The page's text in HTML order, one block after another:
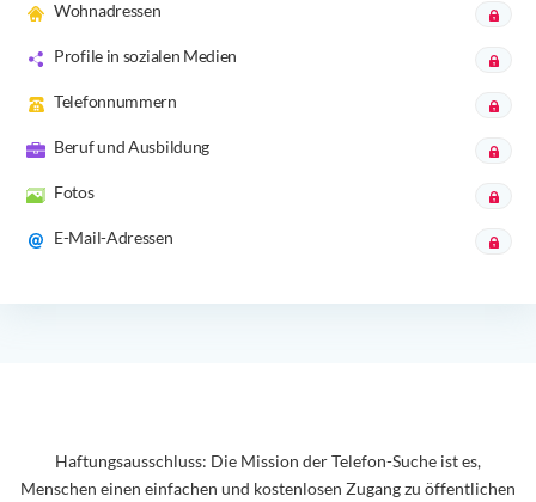
Wohnadressen
Profile in sozialen Medien
Telefonnummern
Beruf und Ausbildung
Fotos
E-Mail-Adressen
Haftungsausschluss: Die Mission der Telefon-Suche ist es,
Menschen einen einfachen und kostenlosen Zugang zu öffentlichen